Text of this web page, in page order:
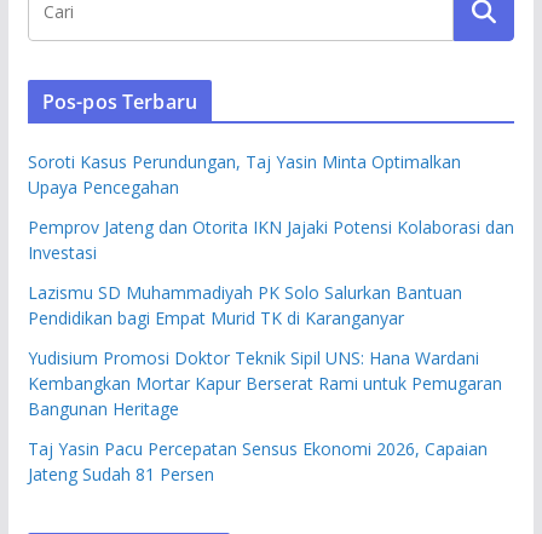
Pos-pos Terbaru
Soroti Kasus Perundungan, Taj Yasin Minta Optimalkan
Upaya Pencegahan
Pemprov Jateng dan Otorita IKN Jajaki Potensi Kolaborasi dan
Investasi
Lazismu SD Muhammadiyah PK Solo Salurkan Bantuan
Pendidikan bagi Empat Murid TK di Karanganyar
Yudisium Promosi Doktor Teknik Sipil UNS: Hana Wardani
Kembangkan Mortar Kapur Berserat Rami untuk Pemugaran
Bangunan Heritage
Taj Yasin Pacu Percepatan Sensus Ekonomi 2026, Capaian
Jateng Sudah 81 Persen